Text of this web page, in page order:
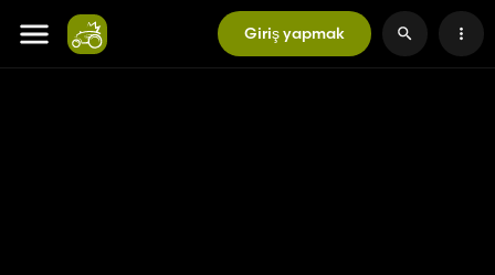
Giriş yapmak